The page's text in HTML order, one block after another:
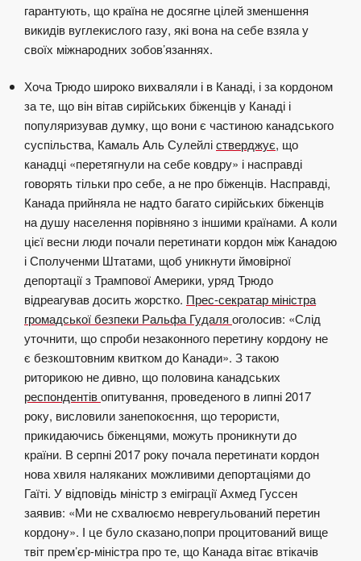
гарантують, що країна не досягне цілей зменшення
викидів вуглекислого газу, які вона на себе взяла у
своїх міжнародних зобов’язаннях.
Хоча Трюдо широко вихваляли і в Канаді, і за кордоном
за те, що він вітав сирійських біженців у Канаді і
популяризував думку, що вони є частиною канадського
суспільства, Камаль Аль Сулейлістверджує, що
канадці «перетягнули на себе ковдру» і насправді
говорять тільки про себе, а не про біженців. Насправді,
Канада прийняла не надто багато сирійських біженців
на душу населення порівняно з іншими країнами. А коли
цієї весни люди почали перетинати кордон між Канадою
і Сполученми Штатами, щоб уникнути ймовірної
депортації з Трампової Америки, уряд Трюдо
відреагував досить жорстко. Прес-секратар міністра
громадської безпеки Ральфа Гудаля оголосив: «Слід
уточнити, що спроби незаконного перетину кордону не
є безкоштовним квитком до Канади». З такою
риторикою не дивно, що половина канадських
респондентівопитування, проведеного в липні 2017
року, висловили занепокоєння, що терористи,
прикидаючись біженцями, можуть проникнути до
країни. В серпні 2017 року почала перетинати кордон
нова хвиля наляканих можливими депортаціями до
Гаїті. У відповідь міністр з еміграції Ахмед Гуссен
заявив: «Ми не схвалюємо неврегульований перетин
кордону». І це було сказано,попри процитований вище
твіт прем’єр-міністра про те, що Канада вітає втікачів